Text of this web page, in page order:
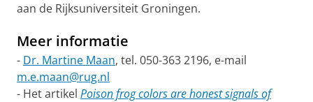
aan de Rijksuniversiteit Groningen.
Meer informatie
- Dr. Martine Maan, tel. 050-363 2196, e-mail
m.e.maan@rug.nl
- Het artikel Poison frog colors are honest signals of